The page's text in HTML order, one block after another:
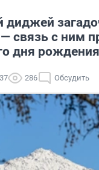
диджей
связь с ним
дня рождения
286 Обсудить